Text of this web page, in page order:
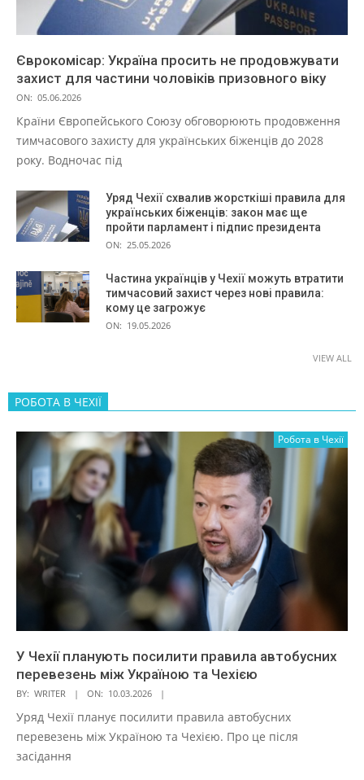
Єврокомісар: Україна просить не продовжувати
захист для частини чоловіків призовного віку
ON: 05.06.2026
Країни Європейського Союзу обговорюють продовження
тимчасового захисту для українських біженців до 2028
року. Водночас під
Уряд Чехії схвалив жорсткіші правила для
українських біженців: закон має ще
пройти парламент і підпис президента
ON: 25.05.2026
Частина українців у Чехії можуть втратити
тимчасовий захист через нові правила:
кому це загрожує
ON: 19.05.2026
VIEW ALL
РОБОТА В ЧЕХІЇ
Робота в Чехії
У Чехії планують посилити правила автобусних
перевезень між Україною та Чехією
BY: WRITER ON: 10.03.2026
Уряд Чехії планує посилити правила автобусних
перевезень між Україною та Чехією. Про це після
засідання